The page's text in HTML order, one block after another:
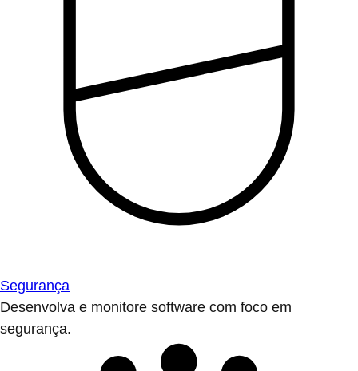
Segurança
Desenvolva e monitore software com foco em
segurança.